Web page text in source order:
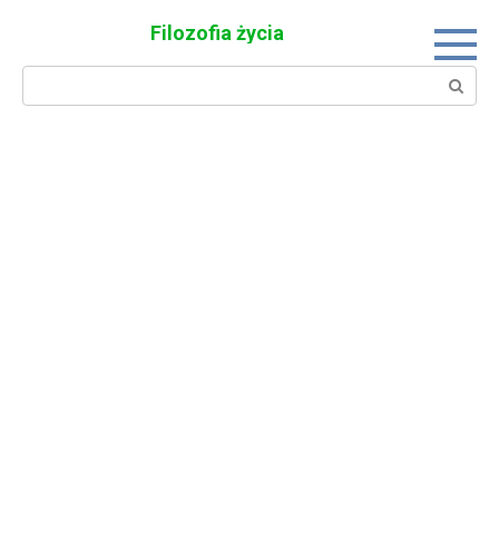
Filozofia życia
Search: